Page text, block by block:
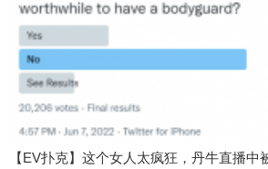
【EV扑克】这个女人太疯狂，丹牛直播中